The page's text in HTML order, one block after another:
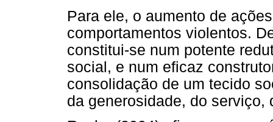
Para ele, o aumento de
comportamentos violentos.
constitui-se num potente
social, e num eficaz
consolidação de um tecido
da generosidade, do serviço,